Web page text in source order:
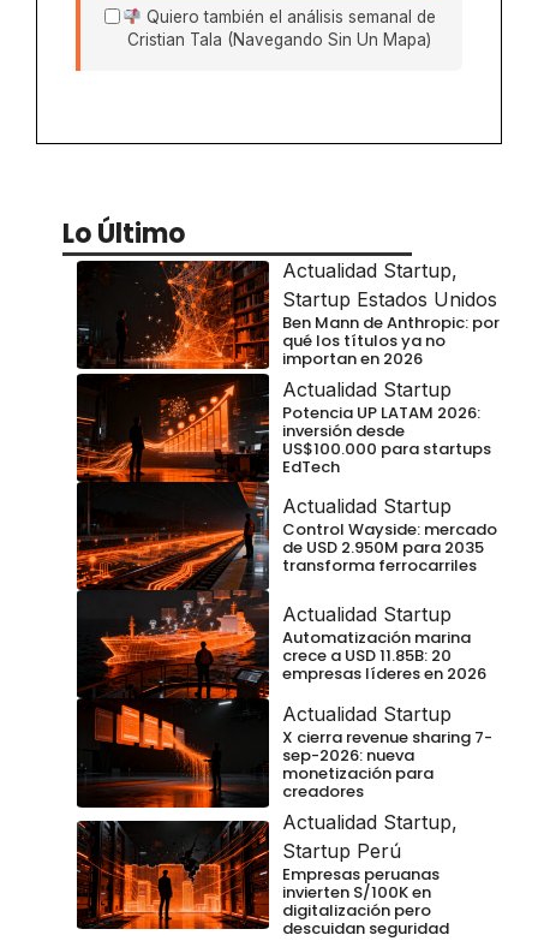
Quiero también el análisis semanal de
Cristian Tala (Navegando Sin Un Mapa)
Lo Último
Actualidad Startup,
Startup Estados Unidos
Ben Mann de Anthropic: por
qué los títulos ya no
importan en 2026
Actualidad Startup
Potencia UP LATAM 2026:
inversión desde
US$100.000 para startups
EdTech
Actualidad Startup
Control Wayside: mercado
de USD 2.950M para 2035
transforma ferrocarriles
Actualidad Startup
Automatización marina
crece a USD 11.85B: 20
empresas líderes en 2026
Actualidad Startup
X cierra revenue sharing 7-
sep-2026: nueva
monetización para
creadores
Actualidad Startup,
Startup Perú
Empresas peruanas
invierten S/100K en
digitalización pero
descuidan seguridad